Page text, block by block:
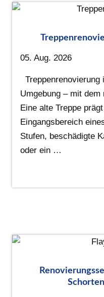
05. Aug. 2026
Treppenrenovierung
Umgebung – mit
Eine alte Treppe
Eingangsbereich
Stufen, beschädigte
oder ein …